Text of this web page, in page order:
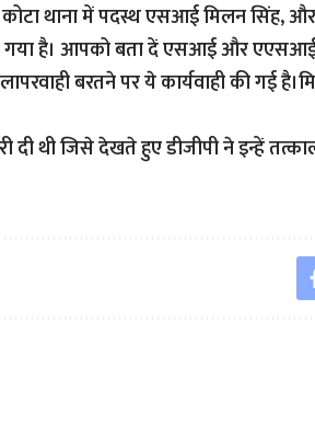
थाना में पदस्थ एसआई मिलन सिंह,
गया है। आपको बता दें एसआई और
बरतने पर ये कार्यवाही की गई
दी थी जिसे देखते हुए डीजीपी ने इन्हें